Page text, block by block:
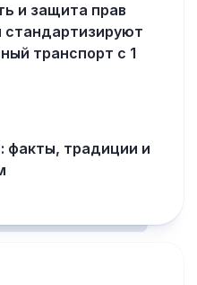
и защита прав
стандартизируют
транспорт с 1
факты, традиции и